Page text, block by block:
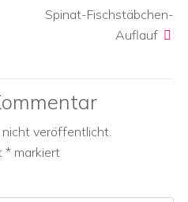
Spinat-Fischstäbchen-
Auflauf
veröffentlicht.
* markiert